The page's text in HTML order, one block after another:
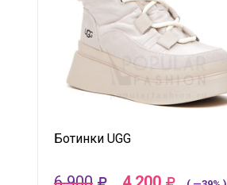
Ботинки UGG